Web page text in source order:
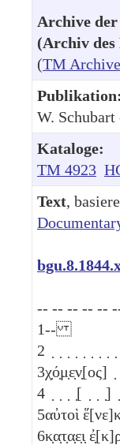
Archive der
(Archiv des
(TM
Publikation:
W.
Kataloge:
TM 4923
Text,
-- -- -- --
1--
2
3
4
̣[ ̣ ̣ ̣]
5αὐτοὶ
6κ̣α̣τ̣α̣ε̣ι̣